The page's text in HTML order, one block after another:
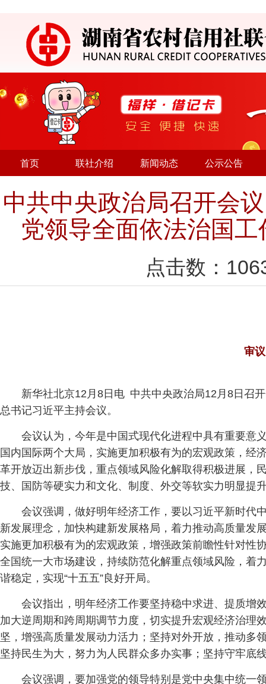
首页 联社介绍 新闻动态 公示公告
中共中央政治局召开会
党领导全面依法治国
点击数：
审
新华社北京12月8日电 中共中央政治局12月8日召
总书记习近平主持会议。
会议认为，今年是中国式现代化进程中具有重要意
国内国际两个大局，实施更加积极有为的宏观政策，经
革开放迈出新步伐，重点领域风险化解取得积极进展，
技、国防等硬实力和文化、制度、外交等软实力明显提
会议强调，做好明年经济工作，要以习近平新时代
新发展理念，加快构建新发展格局，着力推动高质量发
实施更加积极有为的宏观政策，增强政策前瞻性针对性
全国统一大市场建设，持续防范化解重点领域风险，着
谐稳定，实现“十五五”良好开局。
会议指出，明年经济工作要坚持稳中求进、提质增
加大逆周期和跨周期调节力度，切实提升宏观经济治理
坚，增强高质量发展动力活力；坚持对外开放，推动多
坚持民生为大，努力为人民群众多办实事；坚持守牢底
会议强调，要加强党的领导特别是党中央集中统一